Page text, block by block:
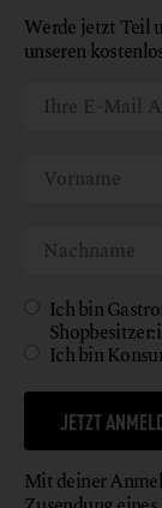
Werde jetzt Teil
unseren
Ich bin
Ich bin
JETZT
Mit deiner